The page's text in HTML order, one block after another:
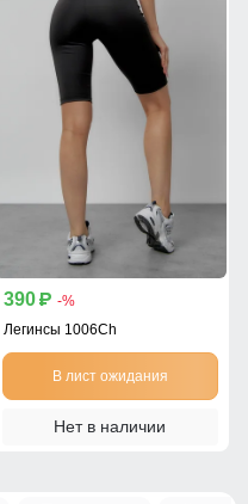
390 p -%
Легинсы 1006Ch
В лист ожидания
Нет в наличии